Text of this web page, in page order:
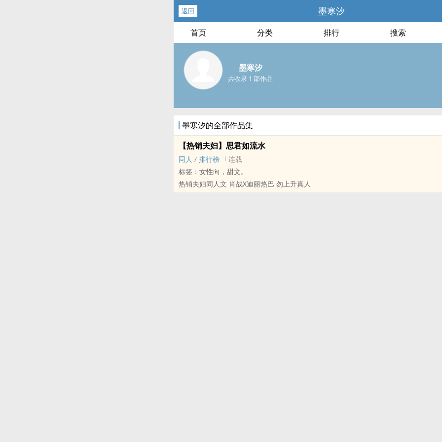
返回 墨寒汐
首页 分类 排行 搜索
墨寒汐
共收录 1 部作品
墨寒汐的全部作品集
【热销夫妇】思君如流水
‎‍‌同‌‌‍人‍‍ / 排行榜
连载
标签：女性向，甜文。
热销夫妇‎‍‌同‌‌‍人‍‍文 肖战X迪丽热巴 勿上升真人